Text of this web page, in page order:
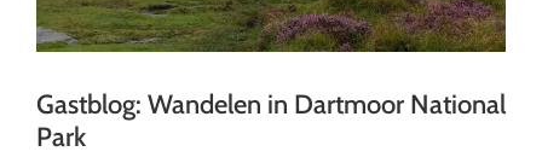
Gastblog: Wandelen in Dartmoor National
Park